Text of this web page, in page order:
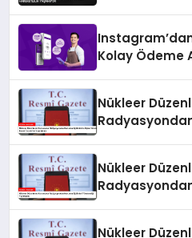
Kolay Ödeme
Nükleer
Nükleer
Nükleer